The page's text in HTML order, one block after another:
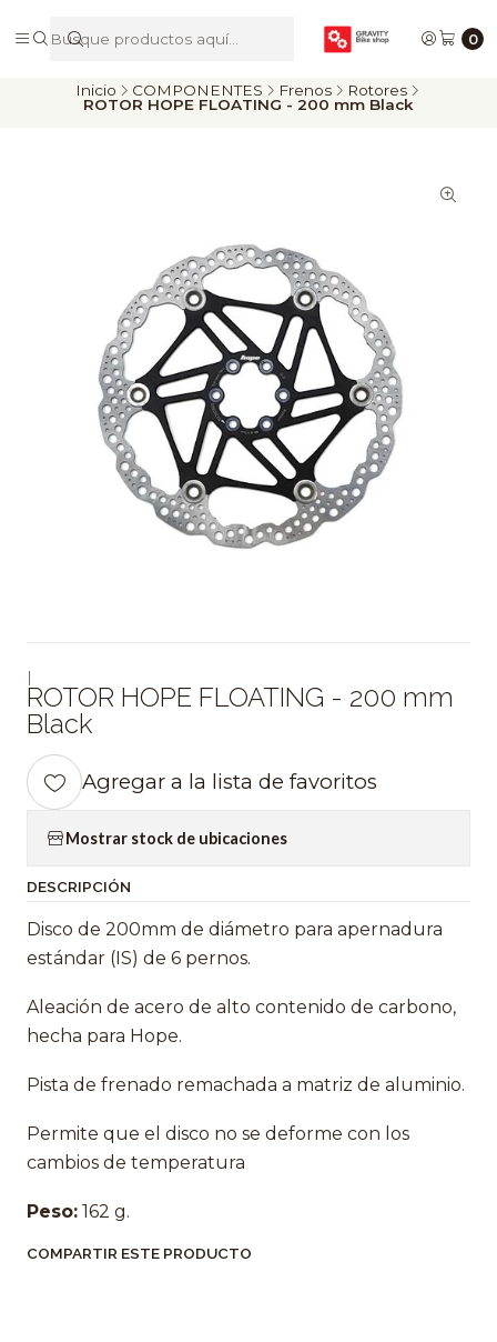
0
De Riders para Riders
Inicio COMPONENTES Frenos
Rotores
ROTOR HOPE FLOATING - 200 mm Black
|
ROTOR HOPE FLOATING - 200 mm
Black
Agregar a la lista de favoritos
Mostrar stock de ubicaciones
DESCRIPCIÓN
Disco de 200mm de diámetro para apernadura
estándar (IS) de 6 pernos.
Aleación de acero de alto contenido de carbono,
hecha para Hope.
Pista de frenado remachada a matriz de aluminio.
Permite que el disco no se deforme con los
cambios de temperatura
Peso: 162 g.
COMPARTIR ESTE PRODUCTO